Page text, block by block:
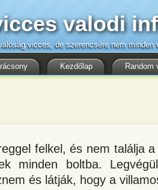
Kezdőlap Random
valodi
vicces, de szerencsére nem minden
felkel, és nem találja
minden boltba.
és látják, hogy a